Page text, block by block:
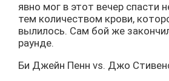
явно мог в этот вечер спасти
тем количеством крови,
вылилось. Сам бой же
раунде.
Би Джейн Пенн vs. Джо